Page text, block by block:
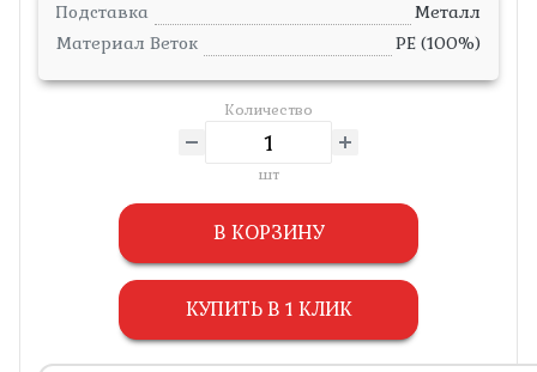
Подставка
Металл
Материал Веток
PE (100%)
Количество
шт
В КОРЗИНУ
КУПИТЬ В 1 КЛИК